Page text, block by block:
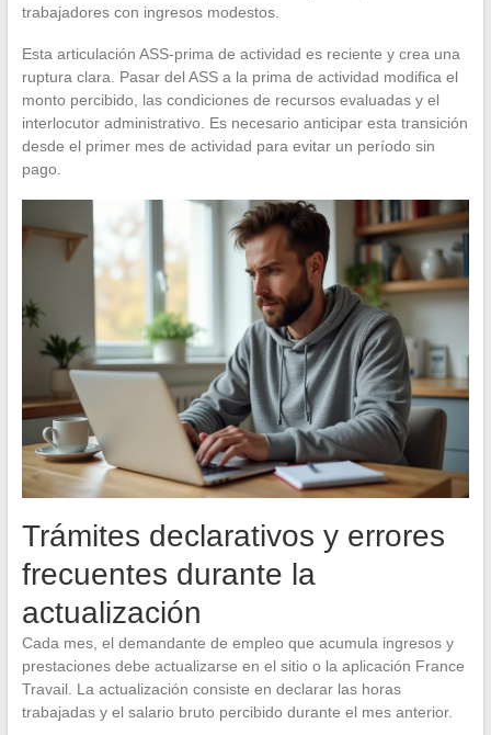
trabajadores con ingresos modestos.
Esta articulación ASS-prima de actividad es reciente y crea una
ruptura clara. Pasar del ASS a la prima de actividad modifica el
monto percibido, las condiciones de recursos evaluadas y el
interlocutor administrativo. Es necesario anticipar esta transición
desde el primer mes de actividad para evitar un período sin
pago.
Trámites declarativos y errores
frecuentes durante la
actualización
Cada mes, el demandante de empleo que acumula ingresos y
prestaciones debe actualizarse en el sitio o la aplicación France
Travail. La actualización consiste en declarar las horas
trabajadas y el salario bruto percibido durante el mes anterior.